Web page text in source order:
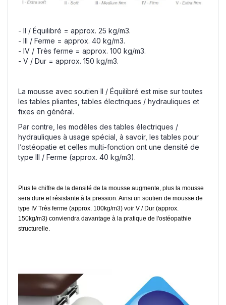
- II / Équilibré = approx. 25 kg/m3.
- III / Ferme = approx. 40 kg/m3.
- IV / Très ferme = approx. 100 kg/m3.
- V / Dur = approx. 150 kg/m3.
La mousse avec soutien II / Équilibré est mise sur toutes
les tables pliantes, tables électriques / hydrauliques et
fixes en général.
Par contre, les modèles des tables électriques /
hydrauliques à usage spécial, à savoir, les tables pour
l’ostéopatie et celles multi-fonction ont une densité de
type III / Ferme (approx. 40 kg/m3).
Plus le chiffre de la densité de la mousse augmente, plus la mousse
sera dure et résistante à la pression. Ainsi un soutien de mousse de
type IV Très ferme (approx. 100kg/m3) voir V / Dur (approx.
150kg/m3) conviendra davantage à la pratique de l'ostéopathie
structurelle.